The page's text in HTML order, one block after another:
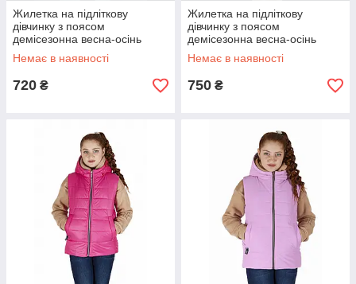
Жилетка на підліткову
дівчинку з поясом
демісезонна весна-осінь
чорна 146-164р
Немає в наявності
720 ₴
Жилетка на підліткову
дівчинку з поясом
демісезонна весна-осінь
пудрова 140-164р
Немає в наявності
750 ₴